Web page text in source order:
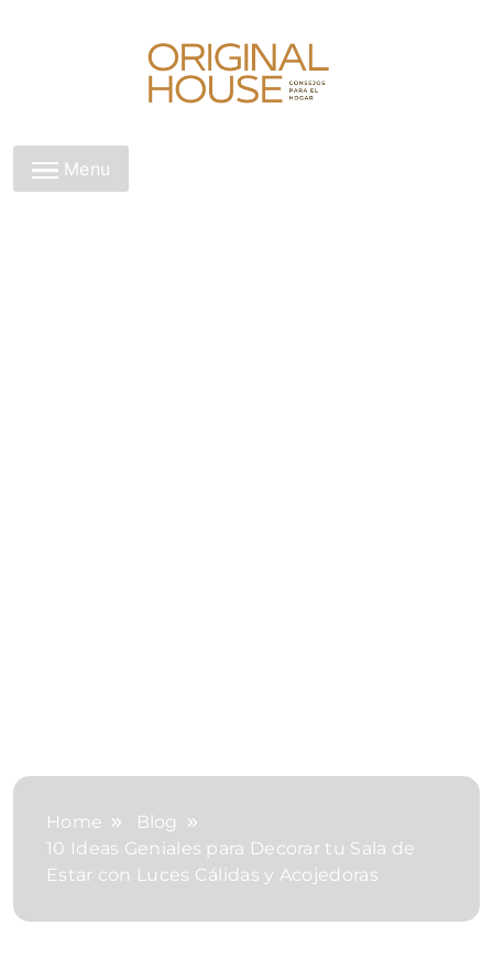
Original House
Menu
Home
Blog
10 Ideas Geniales para Decorar tu Sala de
Estar con Luces Cálidas y Acojedoras